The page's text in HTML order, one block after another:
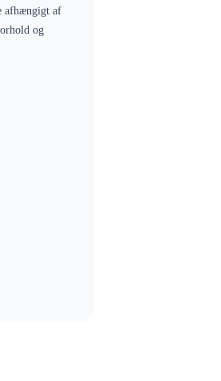
afhængigt af
og